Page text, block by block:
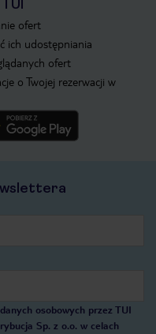
ofert
ich udostępniania
ofert
o Twojej rezerwacji w
osobowych przez TUI
Sp. z o.o. w celach